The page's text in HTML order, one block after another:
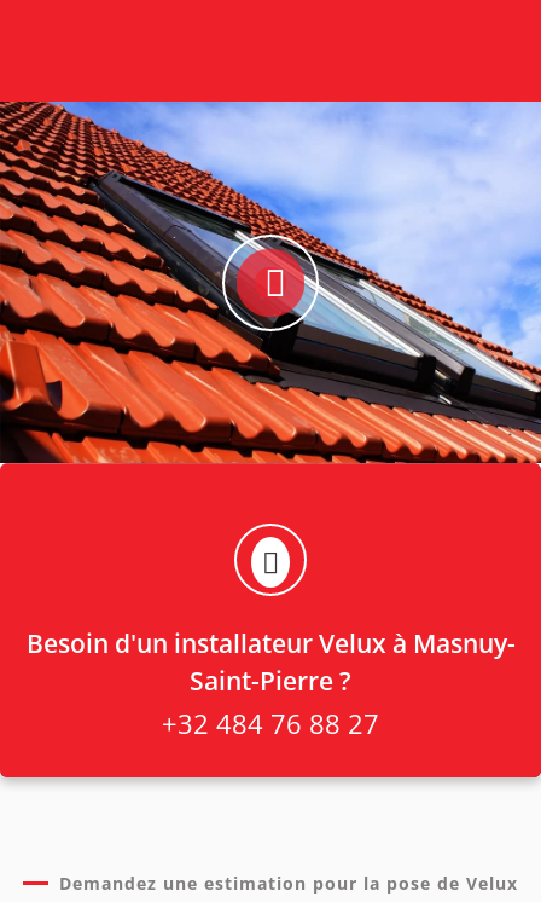
Besoin d'un installateur Velux à Masnuy-
Saint-Pierre ?
+32 484 76 88 27
Demandez une estimation pour la pose de Velux